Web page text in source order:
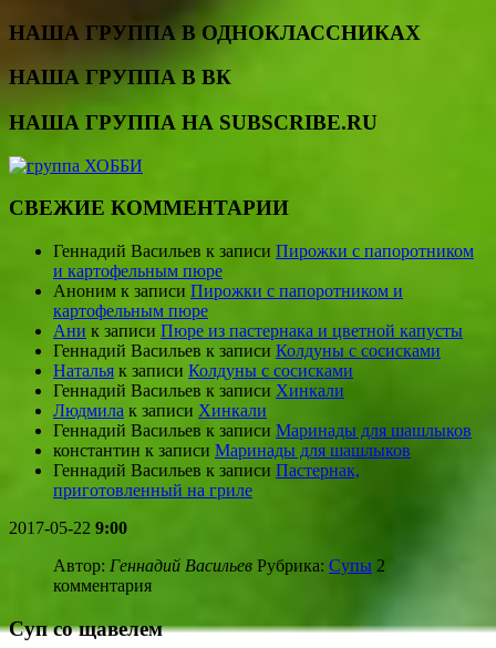
НАША ГРУППА В ОДНОКЛАССНИКАХ
НАША ГРУППА В ВК
НАША ГРУППА НА SUBSCRIBE.RU
СВЕЖИЕ КОММЕНТАРИИ
Геннадий Васильев к записи Пирожки с папоротником
и картофельным пюре
Аноним к записи Пирожки с папоротником и
картофельным пюре
Ани к записи Пюре из пастернака и цветной капусты
Геннадий Васильев к записи Колдуны с сосисками
Наталья к записи Колдуны с сосисками
Геннадий Васильев к записи Хинкали
Людмила к записи Хинкали
Геннадий Васильев к записи Маринады для шашлыков
константин к записи Маринады для шашлыков
Геннадий Васильев к записи Пастернак,
приготовленный на гриле
2017-05-22 9:00
Автор: Геннадий Васильев Рубрика: Супы 2
комментария
Суп со щавелем